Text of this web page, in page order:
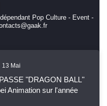
Pop Culture - Event -
13 Mai
"DRAGON BALL"
Animation sur l'année